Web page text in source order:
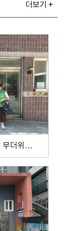
더보기 +
더위쉼터
정비